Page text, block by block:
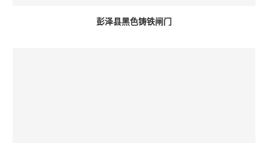
彭泽县黑色铸铁闸门